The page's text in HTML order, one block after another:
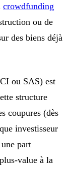
crowdfunding
ou de
des biens déjà
ou SAS) est
structure
coupures (dès
investisseur
part
value à la